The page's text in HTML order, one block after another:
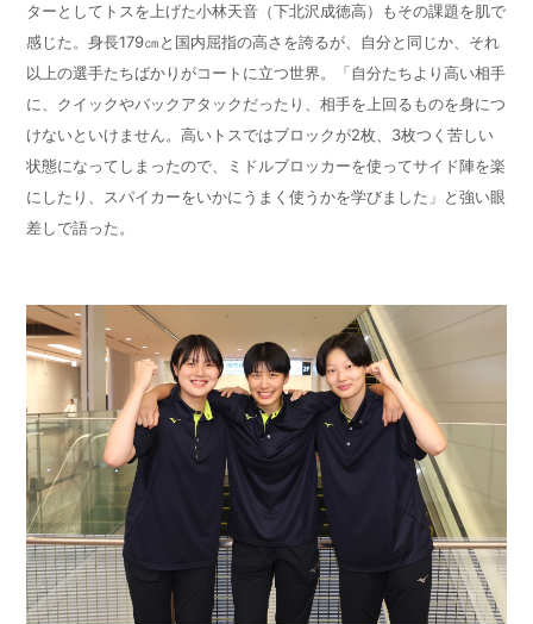
ターとしてトスを上げた小林天音（下北沢成徳高）もその課題を肌で
感じた。身長179㎝と国内屈指の高さを誇るが、自分と同じか、それ
以上の選手たちばかりがコートに立つ世界。「自分たちより高い相手
に、クイックやバックアタックだったり、相手を上回るものを身につ
けないといけません。高いトスではブロックが2枚、 3枚つく苦しい
状態になってしまったので、ミドルブロッカーを使ってサイド陣を楽
にしたり、スパイカーをいかにうまく使うかを学びました」と強い眼
差しで語った。